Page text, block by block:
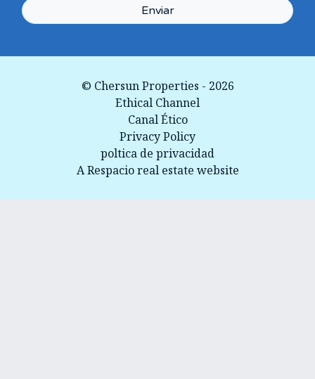
Enviar
© Chersun Properties - 2026
Ethical Channel
Canal Ético
Privacy Policy
poltica de privacidad
A Respacio real estate website